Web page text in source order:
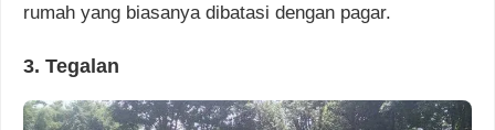
rumah yang biasanya dibatasi dengan pagar.
3. Tegalan